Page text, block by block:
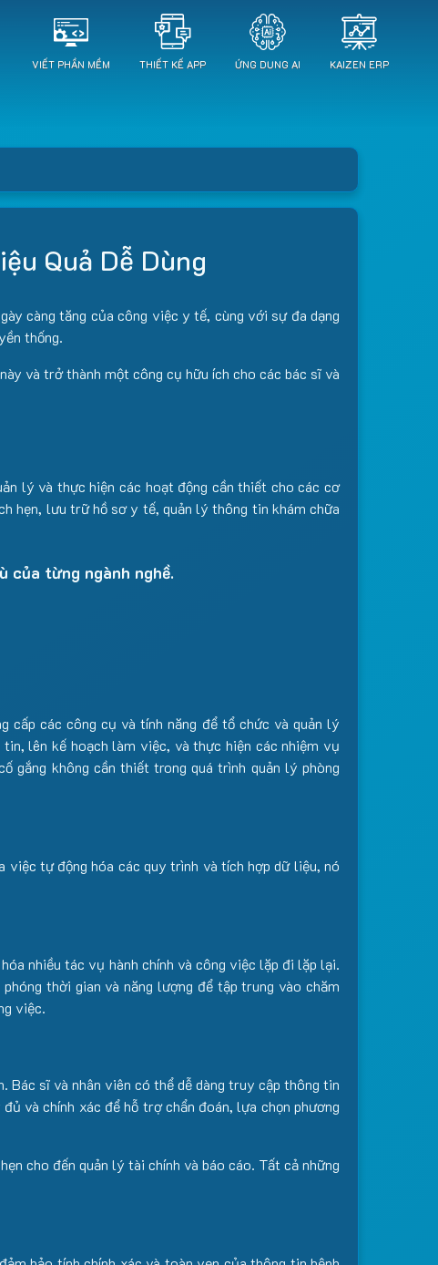
VIẾT PHẦN MỀM THIẾT KẾ APP ỨNG DỤNG AI KAIZEN ERP
Quả Dễ Dùng
càng tăng của công việc y tế, cùng với sự đa dạng
thống.
và trở thành một công cụ hữu ích cho các bác sĩ và
lý và thực hiện các hoạt động cần thiết cho các cơ
hẹn, lưu trữ hồ sơ y tế, quản lý thông tin khám chữa
của từng ngành nghề.
cấp các công cụ và tính năng để tổ chức và quản lý
lên kế hoạch làm việc, và thực hiện các nhiệm vụ
gắng không cần thiết trong quá trình quản lý phòng
việc tự động hóa các quy trình và tích hợp dữ liệu, nó
nhiều tác vụ hành chính và công việc lặp đi lặp lại.
thời gian và năng lượng để tập trung vào chăm
việc.
Bác sĩ và nhân viên có thể dễ dàng truy cập thông tin
và chính xác để hỗ trợ chẩn đoán, lựa chọn phương
cho đến quản lý tài chính và báo cáo. Tất cả những